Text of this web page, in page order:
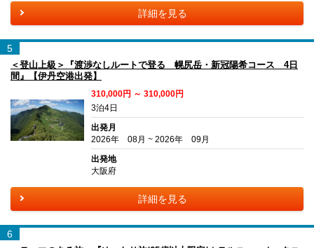
詳細を見る
5
＜登山上級＞『渡渉なしルートで登る 幌尻岳・新冠陽希コース 4日
間』【伊丹空港出発】
310,000円 ～ 310,000円
3泊4日
出発月
2026年 08月 ~ 2026年 09月
出発地
大阪府
詳細を見る
6